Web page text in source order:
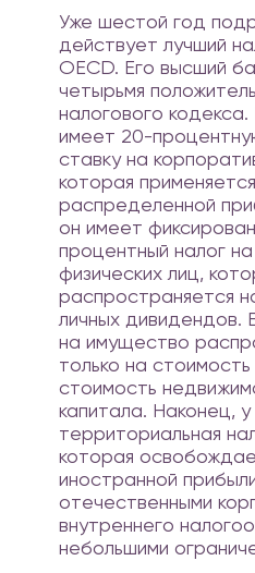
Уже шестой год
действует лучший
OECD. Его высший
четырьмя
налогового
имеет 20-
ставку на
которая
распределенной
он имеет
процентный налог
физических лиц,
распространяется
личных дивидендов.
на имущество
только на
стоимость
капитала. Наконец,
территориальная
которая
иностранной
отечественными
внутреннего
небольшими